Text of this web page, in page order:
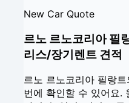
New Car Quote
르노 르노코리아 필
리스/장기렌트 견적
르노 르노코리아 필랑트
번에 확인할 수 있어요.